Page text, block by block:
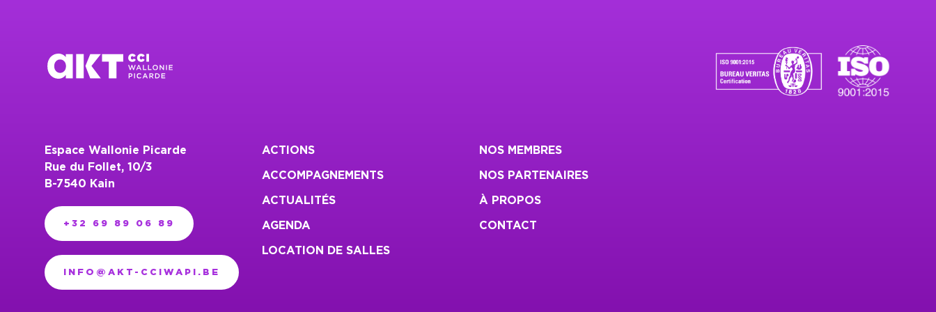
Espace Wallonie Picarde
Rue du Follet, 10/3
B-7540 Kain
+32 69 89 06 89
INFO@AKT-CCIWAPI.BE
ACTIONS
ACCOMPAGNEMENTS
ACTUALITÉS
AGENDA
LOCATION DE SALLES
NOS MEMBRES
NOS PARTENAIRES
À PROPOS
CONTACT